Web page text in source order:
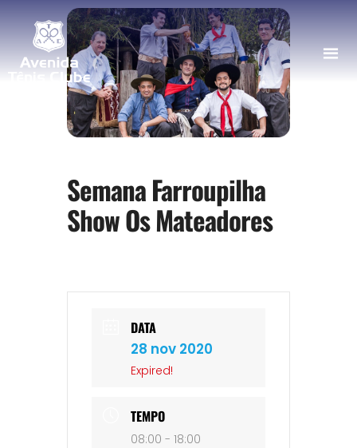
Semana Farroupilha
Show Os Mateadores
DATA
28 nov 2020
Expired!
TEMPO
08:00 - 18:00